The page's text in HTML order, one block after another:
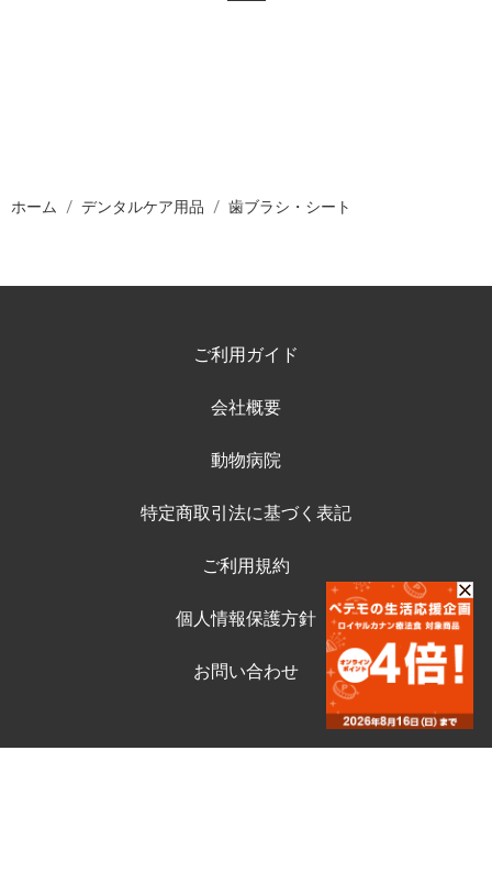
ホーム デンタルケア用品 歯ブラシ・シート
ご利用ガイド
会社概要
動物病院
特定商取引法に基づく表記
ご利用規約
個人情報保護方針
お問い合わせ